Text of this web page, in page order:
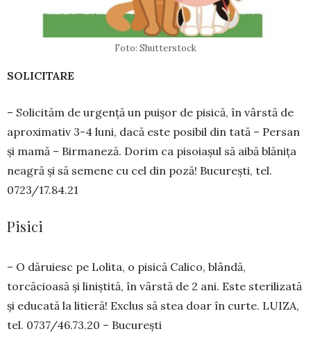
Foto: Shutterstock
SOLICITARE
– Solicităm de ur­gen­ță un puișor de pi­sică, în vârstă de
apro­ximativ 3-4 luni, dacă este po­sibil din tată – Persan
și ma­­mă – Bir­maneză. Do­rim ca piso­ia­șul să aibă blănița
nea­gră și să se­mene cu cel din poză! Bucu­rești, tel.
0723/17.84.21
Pisici
– O dăruiesc pe Lolita, o pisică Calico, blân­dă,
torcăcioasă și liniștită, în vârstă de 2 ani. Este sterilizată
și educată la litieră! Exclus să stea doar în curte. LUIZA,
tel. 0737/46.73.20 – Bucu­rești